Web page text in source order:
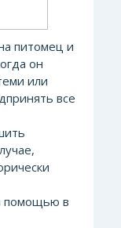
питомец и
он
или
все
помощью в